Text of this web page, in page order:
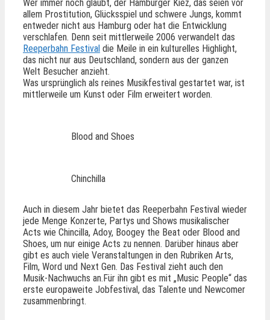
Wer immer noch glaubt, der Hamburger Kiez, das seien vor
allem Prostitution, Glücksspiel und schwere Jungs, kommt
entweder nicht aus Hamburg oder hat die Entwicklung
verschlafen. Denn seit mittlerweile 2006 verwandelt das
Reeperbahn Festival die Meile in ein kulturelles Highlight,
das nicht nur aus Deutschland, sondern aus der ganzen
Welt Besucher anzieht.
Was ursprünglich als reines Musikfestival gestartet war, ist
mittlerweile um Kunst oder Film erweitert worden.
Blood and Shoes
Chinchilla
Auch in diesem Jahr bietet das Reeperbahn Festival wieder
jede Menge Konzerte, Partys und Shows musikalischer
Acts wie Chincilla, Adoy, Boogey the Beat oder Blood and
Shoes, um nur einige Acts zu nennen. Darüber hinaus aber
gibt es auch viele Veranstaltungen in den Rubriken Arts,
Film, Word und Next Gen. Das Festival zieht auch den
Musik-Nachwuchs an.Für ihn gibt es mit „Music People“ das
erste europaweite Jobfestival, das Talente und Newcomer
zusammenbringt.